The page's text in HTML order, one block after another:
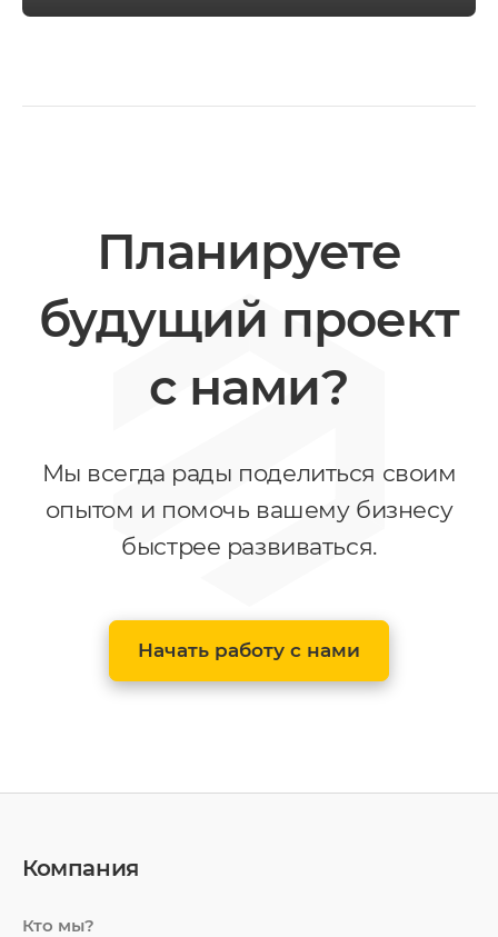
Планируете
будущий проект
с нами?
Мы всегда рады поделиться своим
опытом и помочь вашему бизнесу
быстрее развиваться.
Начать работу с нами
Компания
Кто мы?